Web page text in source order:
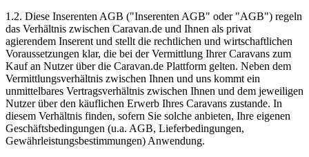
1.2. Diese Inserenten AGB ("Inserenten AGB" oder "AGB") regeln
das Verhältnis zwischen Caravan.de und Ihnen als privat
agierendem Inserent und stellt die rechtlichen und wirtschaftlichen
Voraussetzungen klar, die bei der Vermittlung Ihrer Caravans zum
Kauf an Nutzer über die Caravan.de Plattform gelten. Neben dem
Vermittlungsverhältnis zwischen Ihnen und uns kommt ein
unmittelbares Vertragsverhältnis zwischen Ihnen und dem jeweiligen
Nutzer über den käuflichen Erwerb Ihres Caravans zustande. In
diesem Verhältnis finden, sofern Sie solche anbieten, Ihre eigenen
Geschäftsbedingungen (u.a. AGB, Lieferbedingungen,
Gewährleistungsbestimmungen) Anwendung.